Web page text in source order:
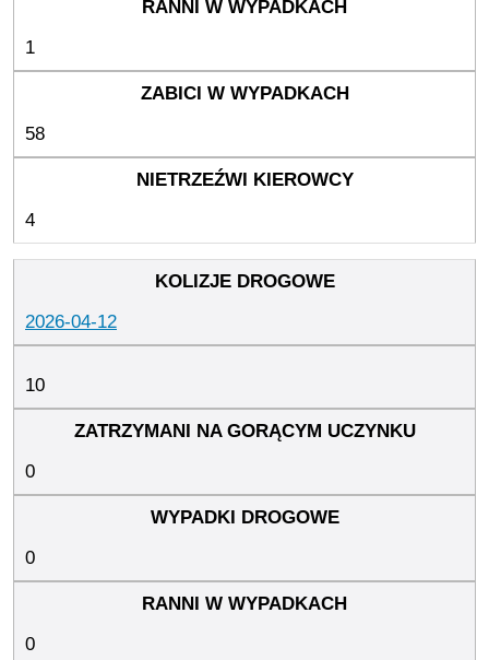
1
58
4
2026-04-12
10
0
0
0